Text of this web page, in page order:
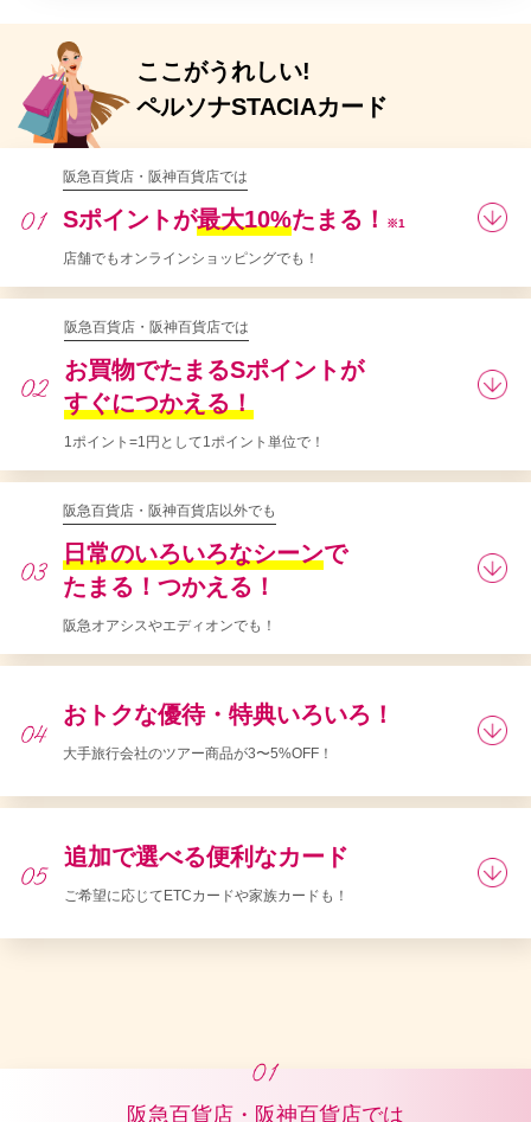
ここがうれしい!
ペルソナSTACIAカード
阪急百貨店・阪神百貨店では
Sポイントが最大10%たまる！ ※1
店舗でもオンラインショッピングでも！
阪急百貨店・阪神百貨店では
お買物でたまるSポイントが
すぐにつかえる！
1ポイント=1円として1ポイント単位で！
阪急百貨店・阪神百貨店以外でも
日常のいろいろなシーンで
たまる！つかえる！
阪急オアシスやエディオンでも！
おトクな優待・特典いろいろ！
大手旅行会社のツアー商品が3〜5%OFF！
追加で選べる便利なカード
ご希望に応じてETCカードや家族カードも！
阪急百貨店・阪神百貨店では